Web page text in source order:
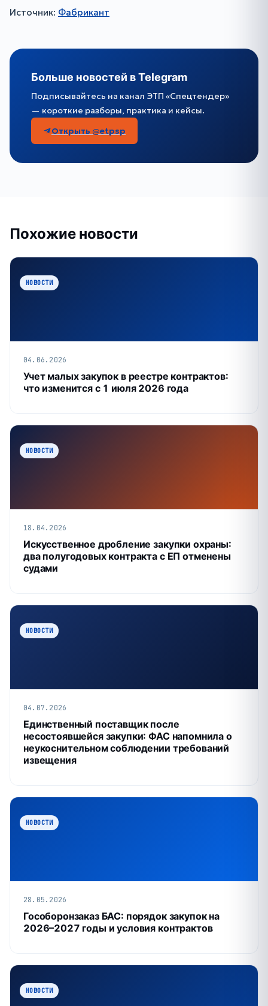
Источник: Фабрикант
Больше новостей в Telegram
Подписывайтесь на канал ЭТП «Спецтендер»
— короткие разборы, практика и кейсы.
Открыть @etpsp
Похожие новости
НОВОСТИ
04.06.2026
Учет малых закупок в реестре контрактов:
что изменится с 1 июля 2026 года
НОВОСТИ
18.04.2026
Искусственное дробление закупки охраны:
два полугодовых контракта с ЕП отменены
судами
НОВОСТИ
04.07.2026
Единственный поставщик после
несостоявшейся закупки: ФАС напомнила о
неукоснительном соблюдении требований
извещения
НОВОСТИ
28.05.2026
Гособоронзаказ БАС: порядок закупок на
2026–2027 годы и условия контрактов
НОВОСТИ